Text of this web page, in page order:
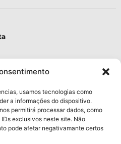
usamos tecnologias como
a informações do dispositivo.
permitirá processar dados, como
exclusivos neste site. Não
pode afetar negativamante certos
à Pesquisa
à Inovação
à Bolsas
Prestação de Contas